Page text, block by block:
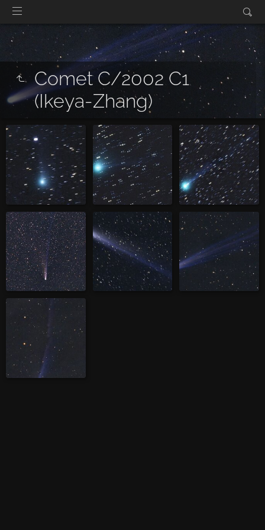
Comet C/2002 C1
(Ikeya-Zhang)